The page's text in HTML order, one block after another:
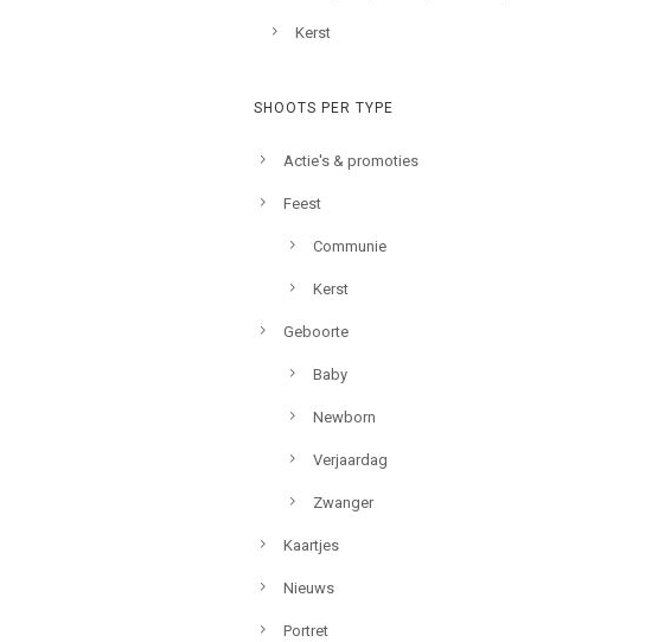
Kerst
SHOOTS PER TYPE
Actie's & promoties
Feest
Communie
Kerst
Geboorte
Baby
Newborn
Verjaardag
Zwanger
Kaartjes
Nieuws
Portret